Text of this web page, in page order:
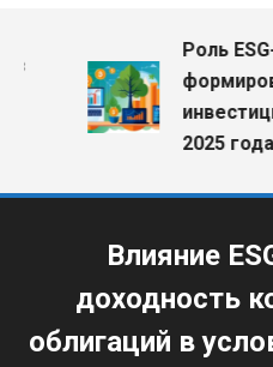
Роль
2025 года
Влияние
доходность
облигаций в